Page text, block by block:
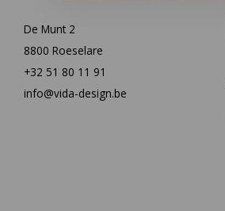
De Munt 2
8800 Roeselare
+32 51 80 11 91
info@vida-design.be